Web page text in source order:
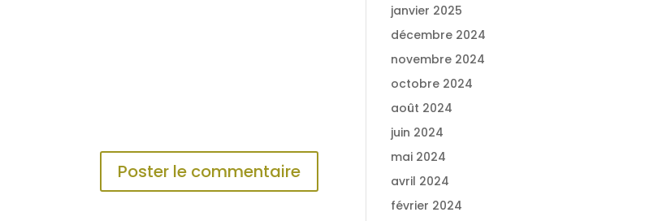
janvier 2025
décembre 2024
novembre 2024
octobre 2024
août 2024
juin 2024
mai 2024
avril 2024
février 2024